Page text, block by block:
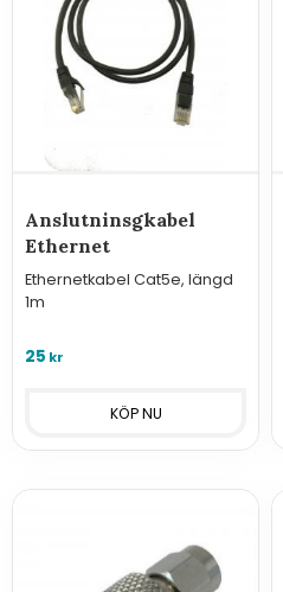
Anslutninsgkabel
Ethernet
Ethernetkabel Cat5e, längd
1m
25 kr